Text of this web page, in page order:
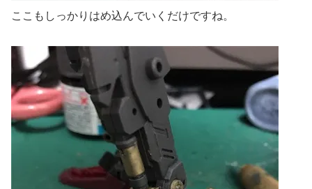
ここもしっかりはめ込んでいくだけですね。